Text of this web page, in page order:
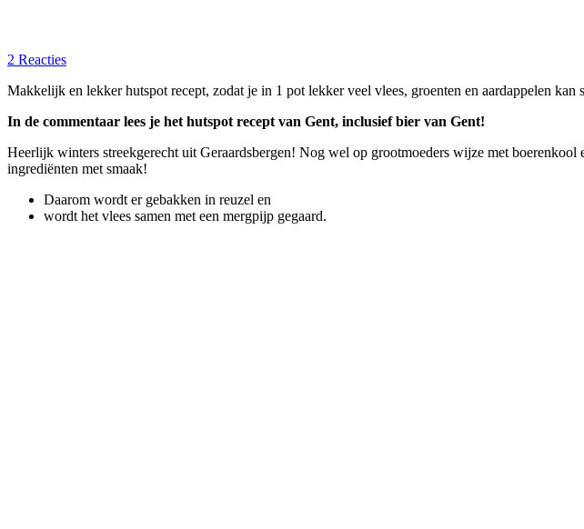
2 Reacties
Makkelijk en lekker hutspot recept, zodat je in 1 pot lekker veel vlees, groenten en aardappelen kan
In de commentaar lees je het hutspot recept van Gent, inclusief bier van Gent!
Heerlijk winters streekgerecht uit Geraardsbergen! Nog wel op grootmoeders wijze met
ingrediënten met smaak!
Daarom wordt er gebakken in reuzel en
wordt het vlees samen met een mergpijp gegaard.